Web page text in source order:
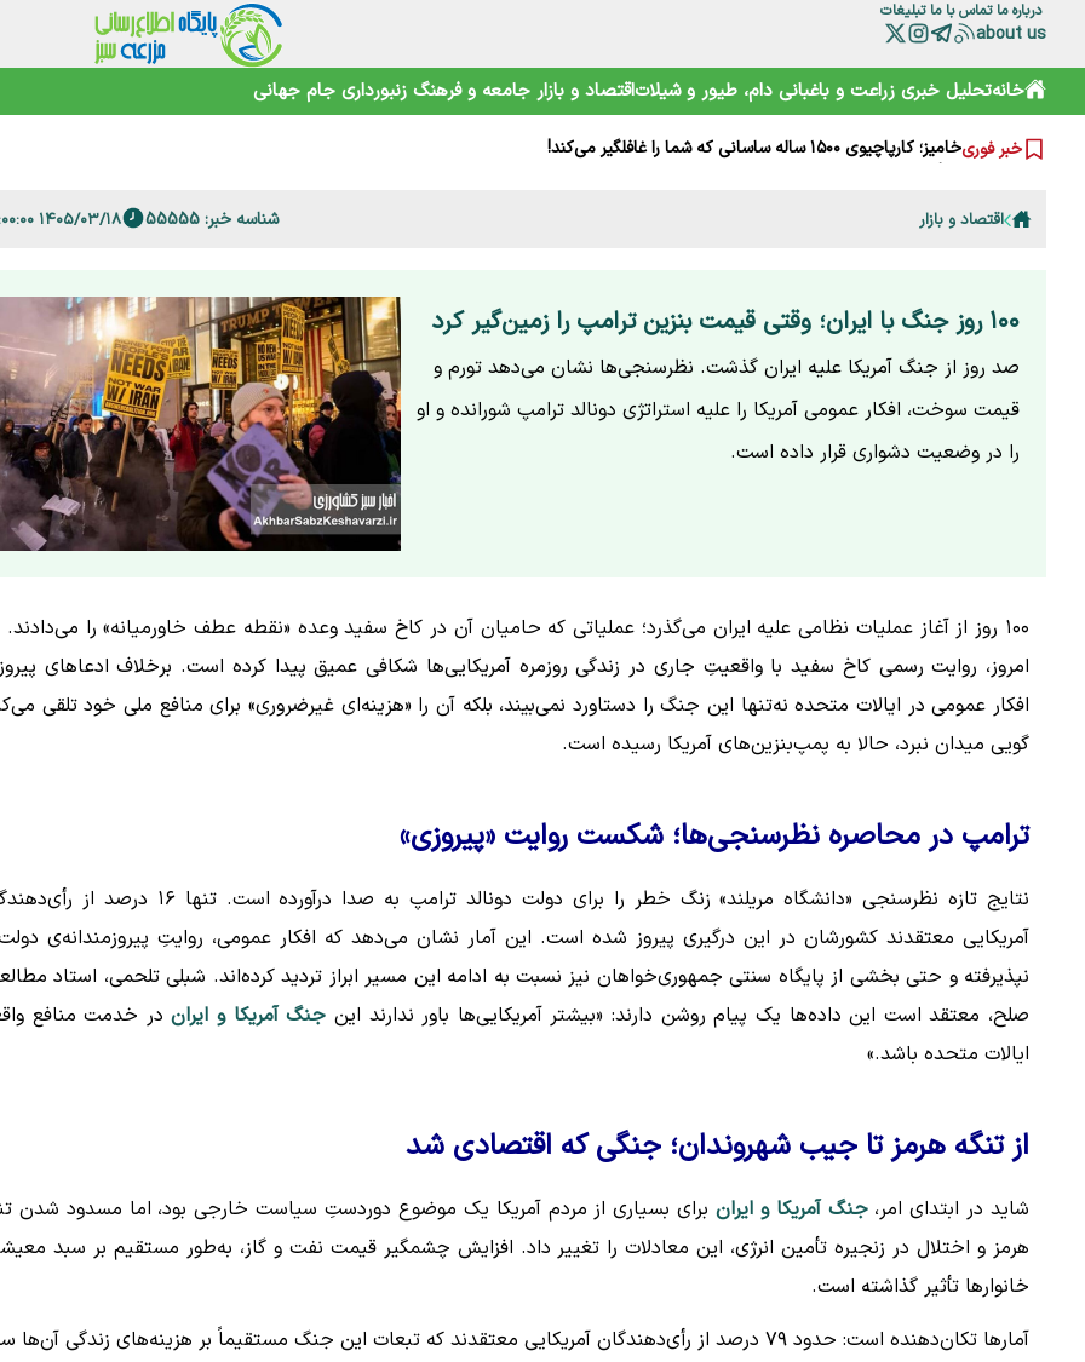
درباره ما تماس با ما تبلیغات
about us
خانهتحلیل خبری زراعت و باغبانی دام، طیور و شیلاتاقتصاد و بازار جامعه و فرهنگ زنبورداری جام جهانی
خبر فوری
چرا مصرف نان سبوس‌دار مفیدتر است؟
گرانی‌های فعلی نتیجه جنگ است یا بی‌تدبیری؟ پاسخ صریح لاهوتی
خامیز؛ کارپاچیوی ۱۵۰۰ ساله ساسانی که شما را غافلگیر می‌کند!
رمزگشایی از سند آکتائو؛ سهم ایران از دریای خزر چقدر است؟
هشدارها را جدی نمی‌گیریم؛ تکرار مرگ در جاده و کوه
خرید آسان «ناس» در سوپرمارکت‌ها؛ دامی دلربا برای کودکان
هوشمند سازی صنعت دام و طیور راه توسعه و پیشرفت
اقتصاد و بازار شناسه خبر: 55555 ۱۴۰۵/۰۳/۱۸ ۲۳:۰۰:۰۰
۱۰۰ روز جنگ با ایران؛ وقتی قیمت بنزین ترامپ را زمین‌گیر کرد
صد روز از جنگ آمریکا علیه ایران گذشت. نظرسنجی‌ها نشان می‌دهد تورم و
قیمت سوخت، افکار عمومی آمریکا را علیه استراتژی دونالد ترامپ شورانده و او
را در وضعیت دشواری قرار داده است.
​۱۰۰ روز از آغاز عملیات نظامی علیه ایران می‌گذرد؛ عملیاتی که حامیان آن در کاخ سفید وعده «نقطه عطف خاورمیانه» را می‌دادند.
امروز، روایت رسمی کاخ سفید با واقعیتِ جاری در زندگی روزمره آمریکایی‌ها شکافی عمیق پیدا کرده است. برخلاف ادعاهای
افکار عمومی در ایالات متحده نه‌تنها این جنگ را دستاورد نمی‌بیند، بلکه آن را «هزینه‌ای غیرضروری» برای منافع ملی خود تلقی
گویی میدان نبرد، حالا به پمپ‌بنزین‌های آمریکا رسیده است.
ترامپ در محاصره نظرسنجی‌ها؛ شکست روایت «پیروزی»
نتایج تازه نظرسنجی «دانشگاه مریلند» زنگ خطر را برای دولت دونالد ترامپ به صدا درآورده است. تنها ۱۶
آمریکایی معتقدند کشورشان در این درگیری پیروز شده است. این آمار نشان می‌دهد که افکار عمومی، روایتِ پیروزمندانه‌ی
نپذیرفته و حتی بخشی از پایگاه سنتی جمهوری‌خواهان نیز نسبت به ادامه این مسیر ابراز تردید کرده‌اند. شبلی تلحمی، استاد
صلح، معتقد است این داده‌ها یک پیام روشن دارند: «بیشتر آمریکایی‌ها باور ندارند این جنگ آمریکا و ایراندر خدمت منافع
ایالات متحده باشد.»
از تنگه هرمز تا جیب شهروندان؛ جنگی که اقتصادی شد
شاید در ابتدای امر،جنگ آمریکا و ایران برای بسیاری از مردم آمریکا یک موضوع دوردستِ سیاست خارجی بود، اما مسدود شدن
هرمز و اختلال در زنجیره تأمین انرژی، این معادلات را تغییر داد. افزایش چشمگیر قیمت نفت و گاز، به‌طور مستقیم بر سبد
خانوارها تأثیر گذاشته است.
آمارها تکان‌دهنده است: حدود ۷۹ درصد از رأی‌دهندگان آمریکایی معتقدند که تبعات این جنگ مستقیماً بر هزینه‌های زندگی آن‌ها